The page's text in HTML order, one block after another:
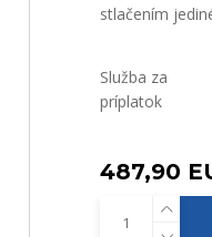
stlačením
Služba za
príplatok
487,90